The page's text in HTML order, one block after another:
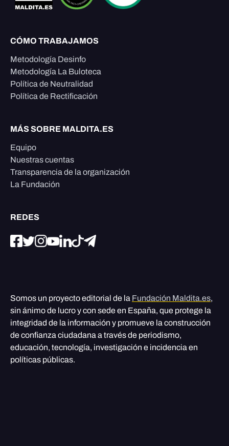
CÓMO TRABAJAMOS
Metodología Desinfo
Metodología La Buloteca
Política de Neutralidad
Política de Rectificación
MÁS SOBRE MALDITA.ES
Equipo
Nuestras cuentas
Transparencia de la organización
La Fundación
REDES
Somos un proyecto editorial de la Fundación Maldita.es,
sin ánimo de lucro y con sede en España, que protege la
integridad de la información y promueve la construcción
de confianza ciudadana a través de periodismo,
educación, tecnología, investigación e incidencia en
políticas públicas.